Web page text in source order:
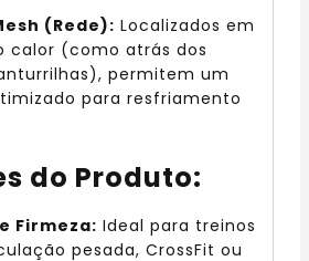
(Rede): Localizados em
calor (como atrás dos
permitem um
para resfriamento
do Produto:
Firmeza: Ideal para treinos
pesada, CrossFit ou